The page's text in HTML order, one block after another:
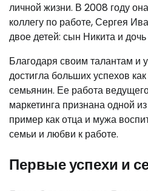
личной жизни. В 2008 году
коллегу по работе, Сергея
двое детей: сын Никита и
Благодаря своим талантам и
достигла больших успехов
семьянин. Ее работа
маркетинга признана одной
пример как отца и мужа
семьи и любви к работе.
Первые успехи и